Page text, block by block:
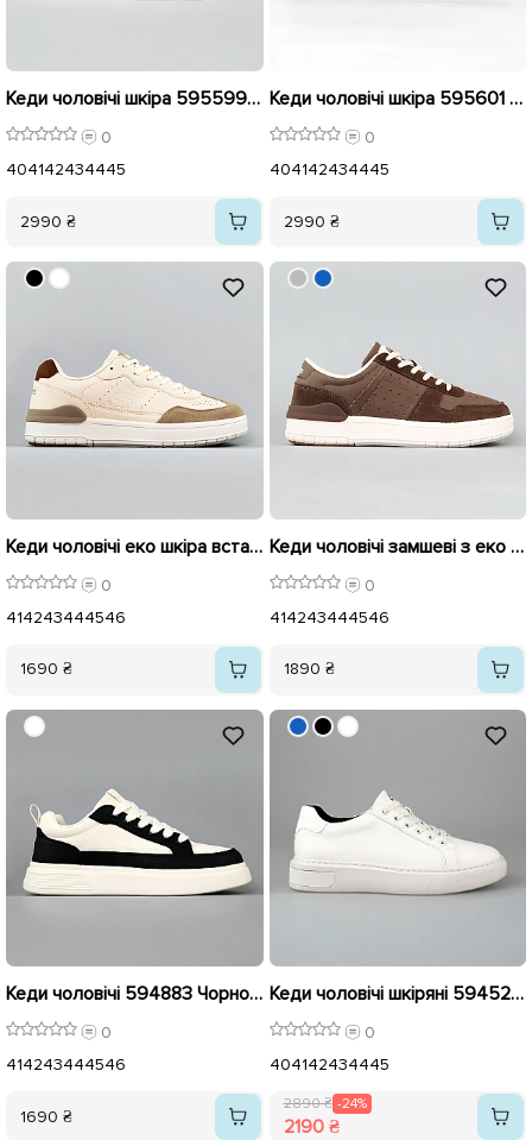
Кеди чоловічі шкіра 595599 Чорні
0
404142434445
2990 ₴
Кеди чоловічі шкіра 595601 Чорні
0
404142434445
2990 ₴
Кеди чоловічі еко шкіра вставка замш 594887 Бежеві
0
414243444546
1690 ₴
Кеди чоловічі замшеві з еко шкірою 594892 Шоколад
0
414243444546
1890 ₴
Кеди чоловічі 594883 Чорно-білі
0
414243444546
1690 ₴
Кеди чоловічі шкіряні 594525 Білі розпродаж
0
404142434445
2890 ₴ -24%
2190 ₴